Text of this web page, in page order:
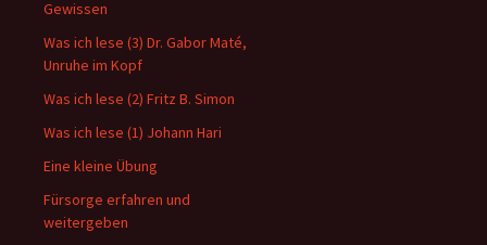
Gewissen
Was ich lese (3) Dr. Gabor Maté,
Unruhe im Kopf
Was ich lese (2) Fritz B. Simon
Was ich lese (1) Johann Hari
Eine kleine Übung
Fürsorge erfahren und
weitergeben